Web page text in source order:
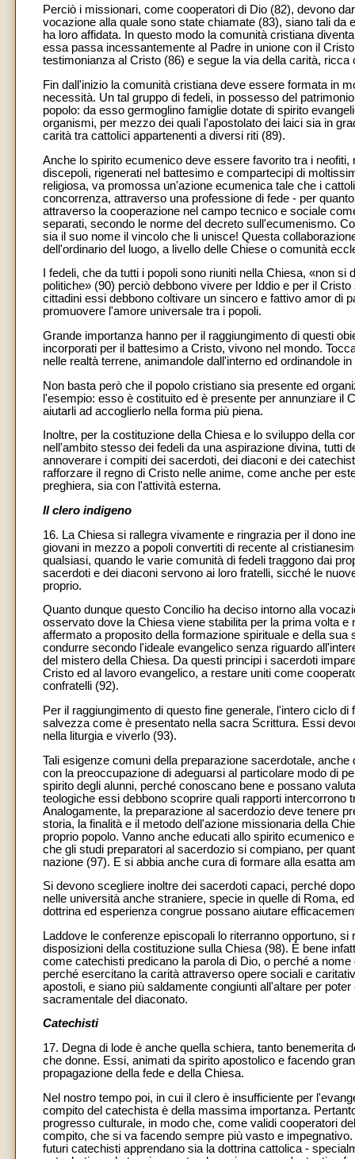
Perciò i missionari, come cooperatori di Dio (82), devono
vocazione alla quale sono state chiamate (83), siano tali
ha loro affidata. In questo modo la comunità cristiana
essa passa incessantemente al Padre in unione con il
testimonianza al Cristo (86) e segue la via della carità,
Fin dall'inizio la comunità cristiana deve essere formata in
necessità. Un tal gruppo di fedeli, in possesso del
popolo: da esso germoglino famiglie dotate di spirito
organismi, per mezzo dei quali l'apostolato dei laici sia in
carità tra cattolici appartenenti a diversi riti (89).
Anche lo spirito ecumenico deve essere favorito tra i
discepoli, rigenerati nel battesimo e compartecipi di
religiosa, va promossa un'azione ecumenica tale che i
concorrenza, attraverso una professione di fede - per
attraverso la cooperazione nel campo tecnico e sociale
separati, secondo le norme del decreto sull'ecumenismo.
sia il suo nome il vincolo che li unisce! Questa
dell'ordinario del luogo, a livello delle Chiese o comunità
I fedeli, che da tutti i popoli sono riuniti nella Chiesa, «non
politiche» (90) perciò debbono vivere per Iddio e per il
cittadini essi debbono coltivare un sincero e fattivo amor di
promuovere l'amore universale tra i popoli.
Grande importanza hanno per il raggiungimento di questi
incorporati per il battesimo a Cristo, vivono nel mondo.
nelle realtà terrene, animandole dall'interno ed ordinandole
Non basta però che il popolo cristiano sia presente ed
l'esempio: esso è costituito ed è presente per annunziare il
aiutarli ad accoglierlo nella forma più piena.
Inoltre, per la costituzione della Chiesa e lo sviluppo della
nell'ambito stesso dei fedeli da una aspirazione divina, tutti
annoverare i compiti dei sacerdoti, dei diaconi e dei
rafforzare il regno di Cristo nelle anime, come anche per
preghiera, sia con l'attività esterna.
Il clero indigeno
16. La Chiesa si rallegra vivamente e ringrazia per il dono
giovani in mezzo a popoli convertiti di recente al
qualsiasi, quando le varie comunità di fedeli traggono dai
sacerdoti e dei diaconi servono ai loro fratelli, sicché le
proprio.
Quanto dunque questo Concilio ha deciso intorno alla
osservato dove la Chiesa viene stabilita per la prima volta
affermato a proposito della formazione spirituale e della
condurre secondo l'ideale evangelico senza riguardo
del mistero della Chiesa. Da questi principi i sacerdoti
Cristo ed al lavoro evangelico, a restare uniti come
confratelli (92).
Per il raggiungimento di questo fine generale, l'intero ciclo
salvezza come è presentato nella sacra Scrittura. Essi
nella liturgia e viverlo (93).
Tali esigenze comuni della preparazione sacerdotale,
con la preoccupazione di adeguarsi al particolare modo di
spirito degli alunni, perché conoscano bene e possano
teologiche essi debbono scoprire quali rapporti intercorrono
Analogamente, la preparazione al sacerdozio deve tenere
storia, la finalità e il metodo dell'azione missionaria della
proprio popolo. Vanno anche educati allo spirito ecumenico
che gli studi preparatori al sacerdozio si compiano, per
nazione (97). E si abbia anche cura di formare alla esatta
Si devono scegliere inoltre dei sacerdoti capaci, perché
nelle università anche straniere, specie in quelle di Roma,
dottrina ed esperienza congrue possano aiutare
Laddove le conferenze episcopali lo riterranno opportuno,
disposizioni della costituzione sulla Chiesa (98). È bene
come catechisti predicano la parola di Dio, o perché a
perché esercitano la carità attraverso opere sociali e
apostoli, e siano più saldamente congiunti all'altare per
sacramentale del diaconato.
Catechisti
17. Degna di lode è anche quella schiera, tanto benemerita
che donne. Essi, animati da spirito apostolico e facendo
propagazione della fede e della Chiesa.
Nel nostro tempo poi, in cui il clero è insufficiente per
compito del catechista è della massima importanza.
progresso culturale, in modo che, come validi cooperatori
compito, che si va facendo sempre più vasto e
futuri catechisti apprendano sia la dottrina cattolica -